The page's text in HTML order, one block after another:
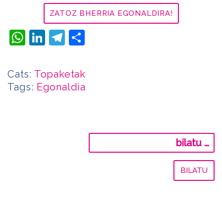
ZATOZ BHERRIA EGONALDIRA!
WhatsApp
LinkedIn
Telegram
Cats: Topaketak
Tags: Egonaldia